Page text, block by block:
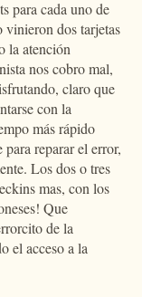
para cada uno de
vinieron dos tarjetas
la atención
nos cobro mal,
claro que
con la
más rápido
reparar el error,
Los dos o tres
mas, con los
Que
de la
el acceso a la